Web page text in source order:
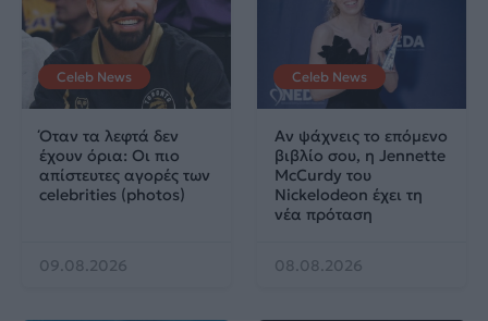
Celeb News
Όταν τα λεφτά δεν
έχουν όρια: Οι πιο
απίστευτες αγορές των
celebrities (photos)
09.08.2026
Celeb News
Αν ψάχνεις το επόμενο
βιβλίο σου, η Jennette
McCurdy του
Nickelodeon έχει τη
νέα πρόταση
08.08.2026